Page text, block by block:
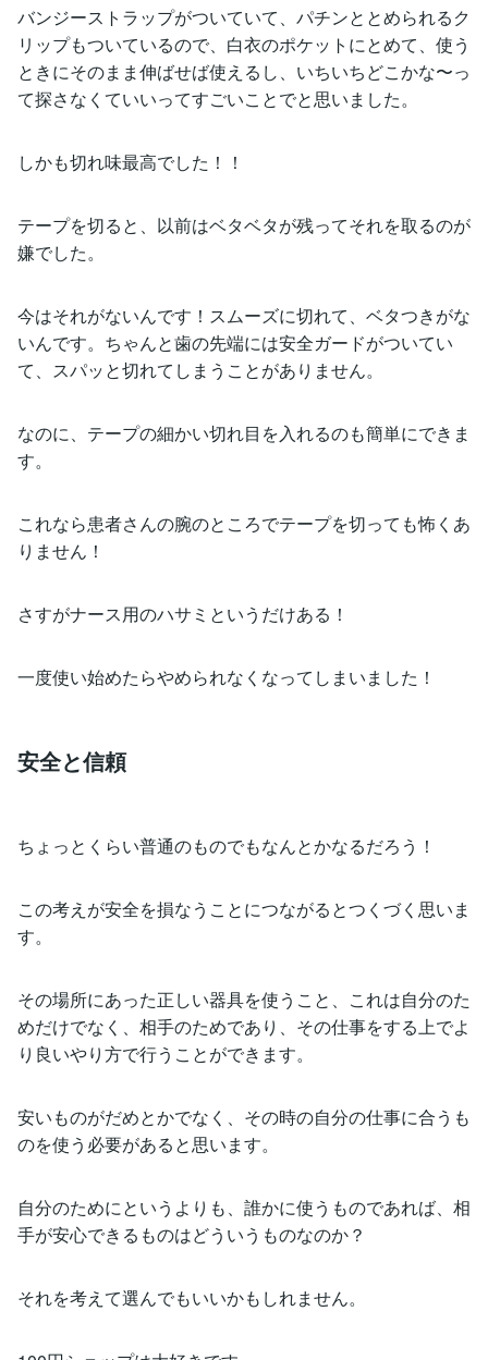
バンジーストラップがついていて、パチンととめられるク
リップもついているので、白衣のポケットにとめて、使う
ときにそのまま伸ばせば使えるし、いちいちどこかな〜っ
て探さなくていいってすごいことでと思いました。
しかも切れ味最高でした！！
テープを切ると、以前はベタベタが残ってそれを取るのが
嫌でした。
今はそれがないんです！スムーズに切れて、ベタつきがな
いんです。ちゃんと歯の先端には安全ガードがついてい
て、スパッと切れてしまうことがありません。
なのに、テープの細かい切れ目を入れるのも簡単にできま
す。
これなら患者さんの腕のところでテープを切っても怖くあ
りません！
さすがナース用のハサミというだけある！
一度使い始めたらやめられなくなってしまいました！
安全と信頼
ちょっとくらい普通のものでもなんとかなるだろう！
この考えが安全を損なうことにつながるとつくづく思いま
す。
その場所にあった正しい器具を使うこと、これは自分のた
めだけでなく、相手のためであり、その仕事をする上でよ
り良いやり方で行うことができます。
安いものがだめとかでなく、その時の自分の仕事に合うも
のを使う必要があると思います。
自分のためにというよりも、誰かに使うものであれば、相
手が安心できるものはどういうものなのか？
それを考えて選んでもいいかもしれません。